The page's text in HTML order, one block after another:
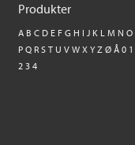
Produkter
A B C D E F G H I J K L M N O
P Q R S T U V W X Y Z Ø Å 0 1
2 3 4